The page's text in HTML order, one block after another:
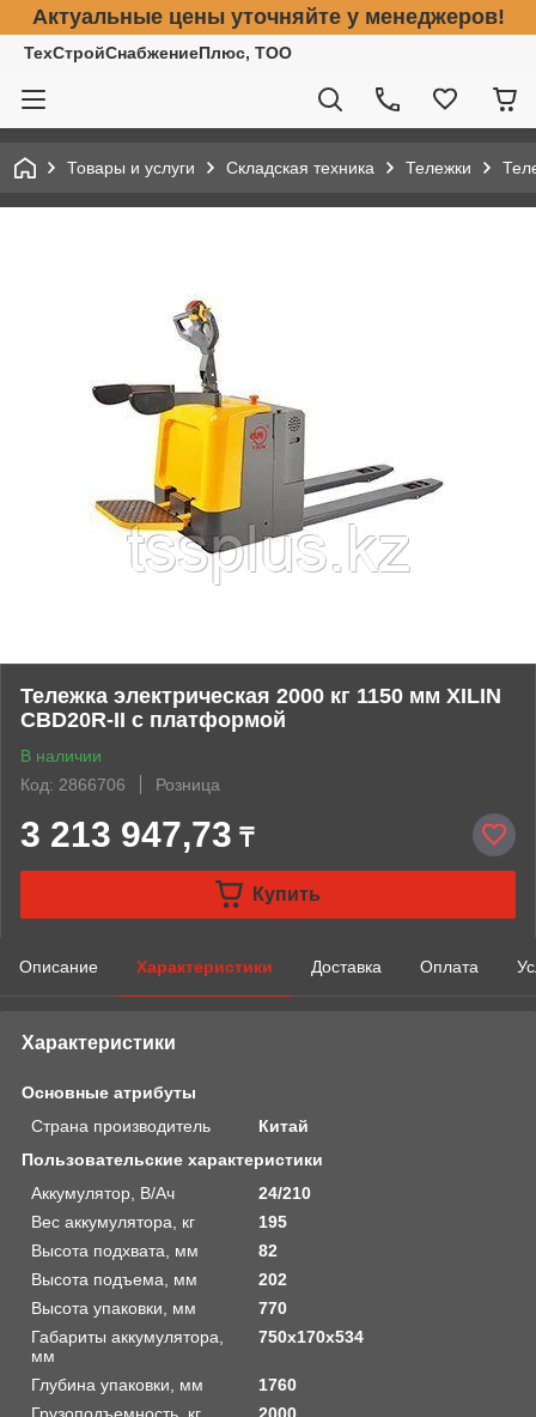
Актуальные цены уточняйте у менеджеров!
ТехСтройСнабжениеПлюс, ТОО
Товары и услуги Складская техника Тележки
Тележка электрическая 2000 кг 1150 мм XILIN
CBD20R-II с платформой
В наличии
Код: 2866706
Розница
3 213 947,73 ₸
Купить
Описание Характеристики Доставка Оплата
Характеристики
Основные атрибуты
Страна производитель
Китай
Пользовательские характеристики
Аккумулятор, В/Ач
24/210
Вес аккумулятора, кг
195
Высота подхвата, мм
82
Высота подъема, мм
202
Высота упаковки, мм
770
Габариты аккумулятора,
мм
750х170х534
Глубина упаковки, мм
1760
Грузоподъемность, кг
2000